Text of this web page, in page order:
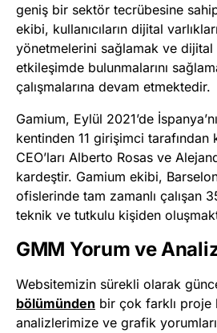
geniş bir sektör tecrübesine
ekibi, kullanıcıların dijital
yönetmelerini sağlamak ve
etkileşimde bulunmalarını
çalışmalarına devam etmektedir.
Gamium, Eylül 2021’de
kentinden 11 girişimci tarafından
CEO’ları Alberto Rosas ve
kardeştir. Gamium ekibi,
ofislerinde tam zamanlı çalışan
teknik ve tutkulu kişiden
GMM Yorum ve
Websitemizin sürekli olarak
bölümünden bir çok farklı proje
analizlerimize ve grafik